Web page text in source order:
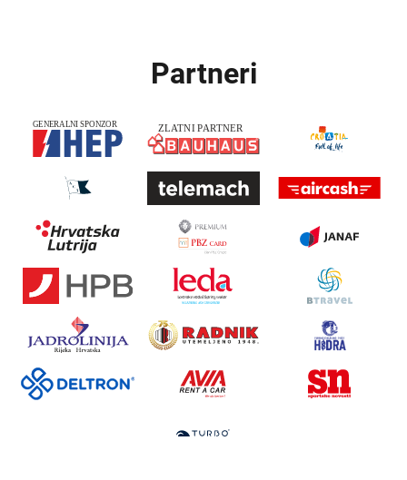
Partneri